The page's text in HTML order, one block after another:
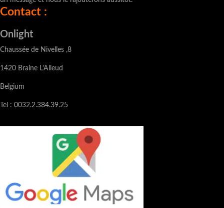
Contact :
Onlight
Chaussée de Nivelles ,8
1420 Braine L’Alleud
Belgium
Tel : 0032.2.384.39.25